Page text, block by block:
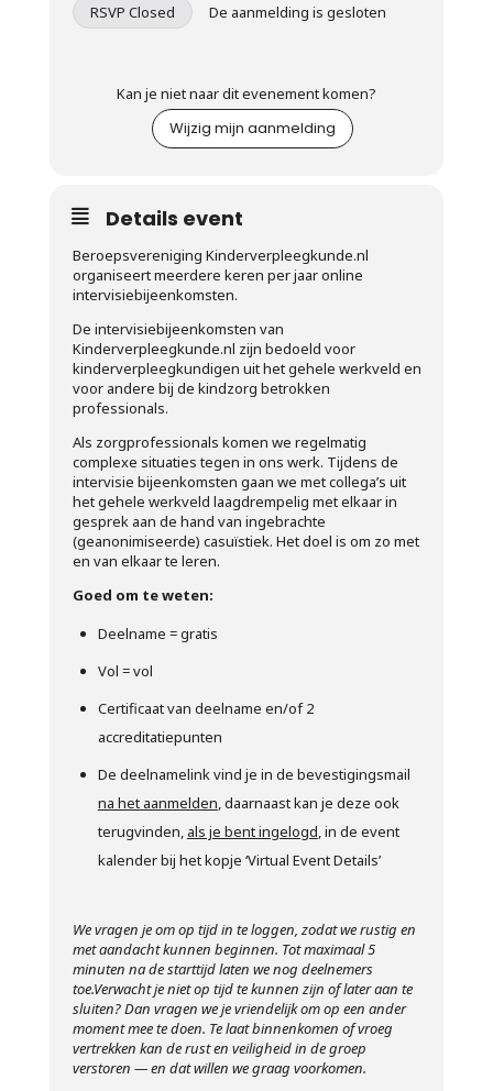
RSVP Closed De aanmelding is gesloten
Kan je niet naar dit evenement komen?
Wijzig mijn aanmelding
Details event
Beroepsvereniging Kinderverpleegkunde.nl
organiseert meerdere keren per jaar online
intervisiebijeenkomsten.
De intervisiebijeenkomsten van
Kinderverpleegkunde.nl zijn bedoeld voor
kinderverpleegkundigen uit het gehele werkveld en
voor andere bij de kindzorg betrokken
professionals.
Als zorgprofessionals komen we regelmatig
complexe situaties tegen in ons werk. Tijdens de
intervisie bijeenkomsten gaan we met collega’s uit
het gehele werkveld laagdrempelig met elkaar in
gesprek aan de hand van ingebrachte
(geanonimiseerde) casuïstiek. Het doel is om zo met
en van elkaar te leren.
Goed om te weten:
Deelname = gratis
Vol = vol
Certificaat van deelname en/of 2
accreditatiepunten
De deelnamelink vind je in de bevestigingsmail
na het aanmelden, daarnaast kan je deze ook
terugvinden, als je bent ingelogd, in de event
kalender bij het kopje ‘Virtual Event Details’
We vragen je om op tijd in te loggen, zodat we rustig en
met aandacht kunnen beginnen. Tot maximaal 5
minuten na de starttijd laten we nog deelnemers
toe.Verwacht je niet op tijd te kunnen zijn of later aan te
sluiten? Dan vragen we je vriendelijk om op een ander
moment mee te doen. Te laat binnenkomen of vroeg
vertrekken kan de rust en veiligheid in de groep
verstoren — en dat willen we graag voorkomen.